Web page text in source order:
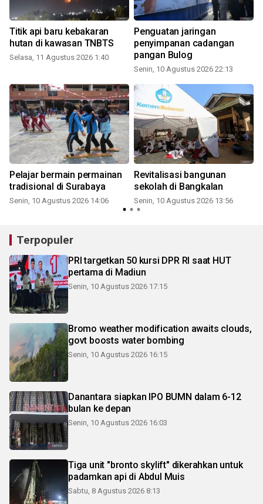
Titik api baru kebakaran
hutan di kawasan TNBTS
Selasa, 11 Agustus 2026 1:40
Penguatan jaringan
penyimpanan cadangan
pangan Bulog
Senin, 10 Agustus 2026 22:13
Pelajar bermain permainan
tradisional di Surabaya
Senin, 10 Agustus 2026 14:06
Revitalisasi bangunan
sekolah di Bangkalan
Senin, 10 Agustus 2026 13:56
Terpopuler
PRI targetkan 50 kursi DPR RI saat HUT
pertama di Madiun
Senin, 10 Agustus 2026 17:15
Bromo weather modification awaits clouds,
govt boosts water bombing
Senin, 10 Agustus 2026 16:15
Danantara siapkan IPO BUMN dalam 6-12
bulan ke depan
Senin, 10 Agustus 2026 16:03
Tiga unit "bronto skylift" dikerahkan untuk
padamkan api di Abdul Muis
Sabtu, 8 Agustus 2026 8:13